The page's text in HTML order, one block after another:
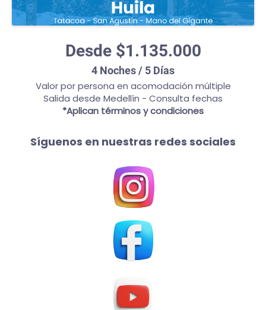
Desde $1.135.000
4 Noches / 5 Días
Valor por persona en acomodación múltiple
Salida desde Medellín - Consulta fechas
*Aplican términos y condiciones
Síguenos en nuestras redes sociales